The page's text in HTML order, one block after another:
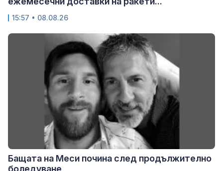
15:57 • 08.08.26
Бащата на Меси почина след продължително
боледуване